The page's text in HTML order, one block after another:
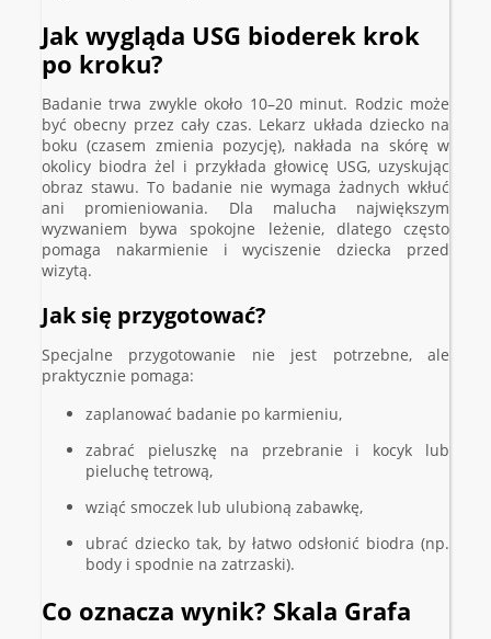
Jak wygląda USG bioderek krok
po kroku?
Badanie trwa zwykle około 10–20 minut. Rodzic może
być obecny przez cały czas. Lekarz układa dziecko na
boku (czasem zmienia pozycję), nakłada na skórę w
okolicy biodra żel i przykłada głowicę USG, uzyskując
obraz stawu. To badanie nie wymaga żadnych wkłuć
ani promieniowania. Dla malucha największym
wyzwaniem bywa spokojne leżenie, dlatego często
pomaga nakarmienie i wyciszenie dziecka przed
wizytą.
Jak się przygotować?
Specjalne przygotowanie nie jest potrzebne, ale
praktycznie pomaga:
zaplanować badanie po karmieniu,
zabrać pieluszkę na przebranie i kocyk lub
pieluchę tetrową,
wziąć smoczek lub ulubioną zabawkę,
ubrać dziecko tak, by łatwo odsłonić biodra (np.
body i spodnie na zatrzaski).
Co oznacza wynik? Skala Grafa